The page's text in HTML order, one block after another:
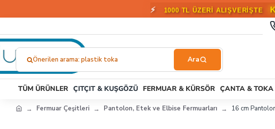
🎁 2000 TL ÜZERİ
Aramıştınız?...
Önerilen arama: plastik toka
TÜM ÜRÜNLER ÇITÇIT & KUŞGÖZÜ FERMUAR & KÜRSÖR ÇANTA &
Fermuar Çeşitleri Pantolon, Etek ve Elbise Fermuarları 16 cm